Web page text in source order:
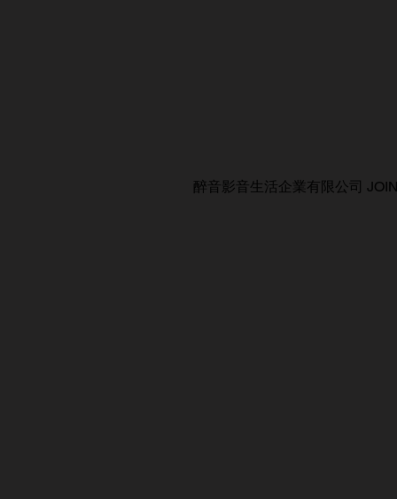
醉音影音生活企業有限公司